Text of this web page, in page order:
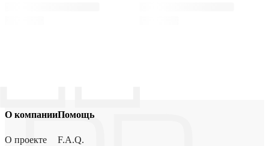
О компании
О проекте
Помощь
F.A.Q.